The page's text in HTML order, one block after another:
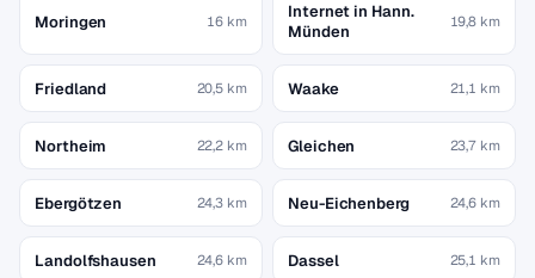
Moringen 16 km
Internet in Hann.
Münden
19,8 km
Friedland 20,5 km Waake 21,1 km
Northeim 22,2 km Gleichen 23,7 km
Ebergötzen 24,3 km Neu-Eichenberg 24,6 km
Landolfshausen 24,6 km Dassel 25,1 km